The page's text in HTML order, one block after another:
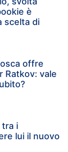
è
scelta di
offre
Ratkov: vale
tra i
lui il nuovo